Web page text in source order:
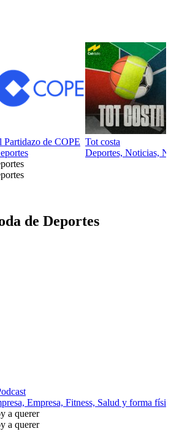
Partidazo de COPE Tot costa
Deportes, Noticias,
de Deportes
Empresa, Fitness, Salud y forma
a querer
a querer